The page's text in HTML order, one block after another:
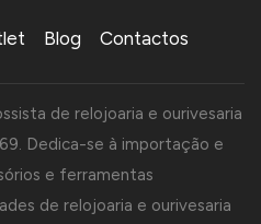
Blog Contactos
de relojoaria e ourivesaria
Dedica-se à importação e
e ferramentas
de relojoaria e ourivesaria